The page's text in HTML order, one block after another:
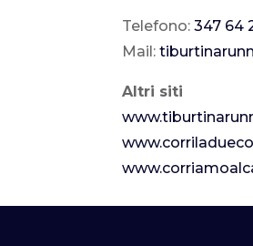
Telefono:347 64
Mail:
Altri siti